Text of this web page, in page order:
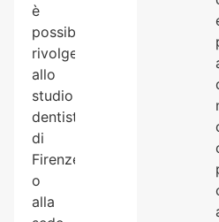
è
possibile
rivolgersi
allo
studio
dentistico
di
Firenze
o
alla